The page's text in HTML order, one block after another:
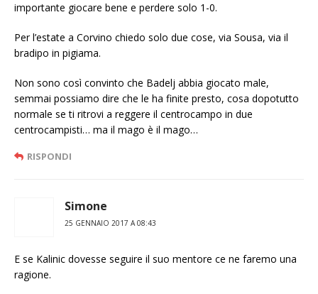
importante giocare bene e perdere solo 1-0.
Per l’estate a Corvino chiedo solo due cose, via Sousa, via il
bradipo in pigiama.
Non sono così convinto che Badelj abbia giocato male,
semmai possiamo dire che le ha finite presto, cosa dopotutto
normale se ti ritrovi a reggere il centrocampo in due
centrocampisti… ma il mago è il mago…
RISPONDI
Simone
25 GENNAIO 2017 A 08:43
E se Kalinic dovesse seguire il suo mentore ce ne faremo una
ragione.